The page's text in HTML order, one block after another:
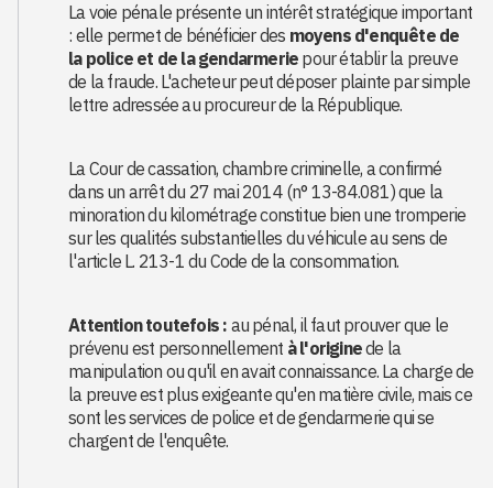
La voie pénale présente un intérêt stratégique important
: elle permet de bénéficier des moyens d'enquête de
la police et de la gendarmerie pour établir la preuve
de la fraude. L'acheteur peut déposer plainte par simple
lettre adressée au procureur de la République.
La Cour de cassation, chambre criminelle, a confirmé
dans un arrêt du 27 mai 2014 (n° 13-84.081) que la
minoration du kilométrage constitue bien une tromperie
sur les qualités substantielles du véhicule au sens de
l'article L. 213-1 du Code de la consommation.
Attention toutefois : au pénal, il faut prouver que le
prévenu est personnellement à l'originede la
manipulation ou qu'il en avait connaissance. La charge de
la preuve est plus exigeante qu'en matière civile, mais ce
sont les services de police et de gendarmerie qui se
chargent de l'enquête.